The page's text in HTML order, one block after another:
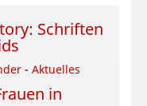
Schriften
- Aktuelles
in